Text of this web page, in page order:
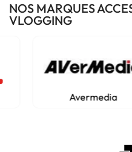
NOS MARQUES
VLOGGING
Avermedia